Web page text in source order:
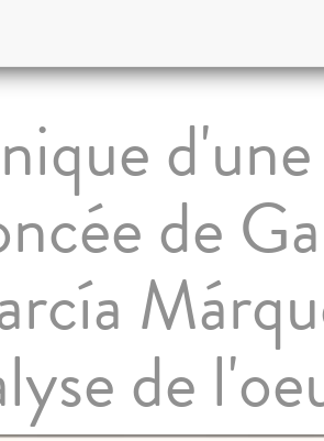
de
de